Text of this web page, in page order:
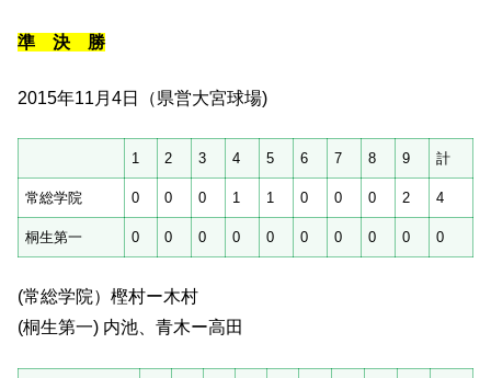
準 決 勝
2015年11月4日（県営大宮球場)
1 2 3 4 5 6 7 8 9 計
常総学院 0 0 0 1 1 0 0 0 2 4
桐生第一 0 0 0 0 0 0 0 0 0 0
(常総学院）樫村ー木村
(桐生第一) 内池、青木ー高田